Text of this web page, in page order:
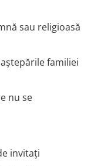
sau religioasă
familiei
nu se
invitați